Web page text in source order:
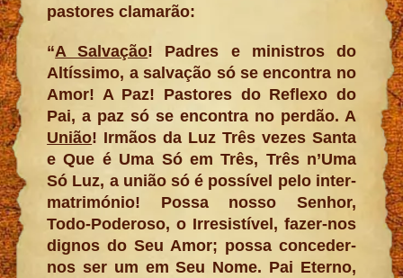
pastores clamarão:
“A Salvação! Padres e ministros do
Altíssimo, a salvação só se encontra no
Amor! A Paz! Pastores do Reflexo do
Pai, a paz só se encontra no perdão. A
União! Irmãos da Luz Três vezes Santa
e Que é Uma Só em Três, Três n’Uma
Só Luz, a união só é possível pelo inter-
matrimónio! Possa nosso Senhor,
Todo-Poderoso, o Irresistível, fazer-nos
dignos do Seu Amor; possa conceder-
nos ser um em Seu Nome. Pai Eterno,